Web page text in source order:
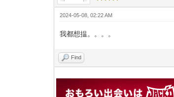
2024-05-08, 02:22 AM
我都想揾。。。。
Find